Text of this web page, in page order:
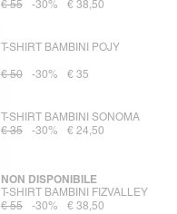
€ 55
-30% € 38,50
T-SHIRT BAMBINI POJY
€ 50 -30% € 35
T-SHIRT BAMBINI SONOMA
€ 35
-30% € 24,50
T-SHIRT BAMBINI FIZVALLEY
NON DISPONIBILE
€ 55 -30% € 38,50